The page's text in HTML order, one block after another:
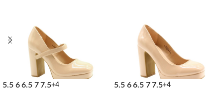
5.5 6 6.5 7 7.5+4 5.5 6 6.5 7 7.5+4